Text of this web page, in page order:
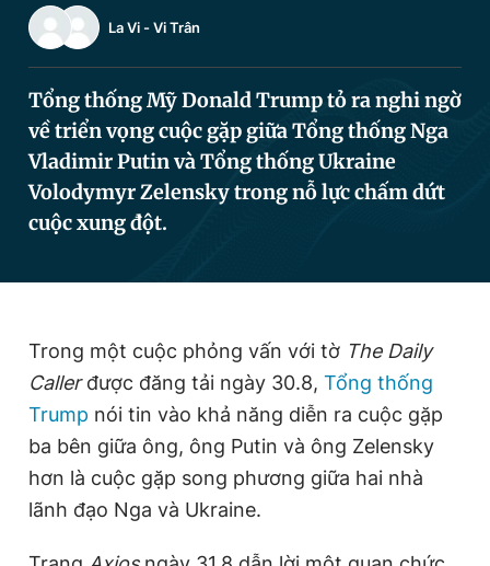
Thông tin tòa soạn
Đọc Thanh Niên trên điện thoại
Hotline
0906 645 777
Liên hệ quảng cáo
0908 780 404
Đặt báo Quảng cáo RSS Tòa soạn Chính sách bảo
Tổng biên tập: Nguyễn Ngọc Toàn
Phó tổng biên tập thường trực: Hải Thành
Phó tổng biên tập: Trần Việt Hưng
La Vi -Vi Trân
Tổng thống Mỹ Donald Trump tỏ ra nghi ngờ
về triển vọng cuộc gặp giữa Tổng thống Nga
Vladimir Putin và Tổng thống Ukraine
Volodymyr Zelensky trong nỗ lực chấm dứt
cuộc xung đột.
Trong một cuộc phỏng vấn với tờ The Daily
Callerđược đăng tải ngày 30.8, Tổng thống
Trump nói tin vào khả năng diễn ra cuộc gặp
ba bên giữa ông, ông Putin và ông Zelensky
hơn là cuộc gặp song phương giữa hai nhà
lãnh đạo Nga và Ukraine.